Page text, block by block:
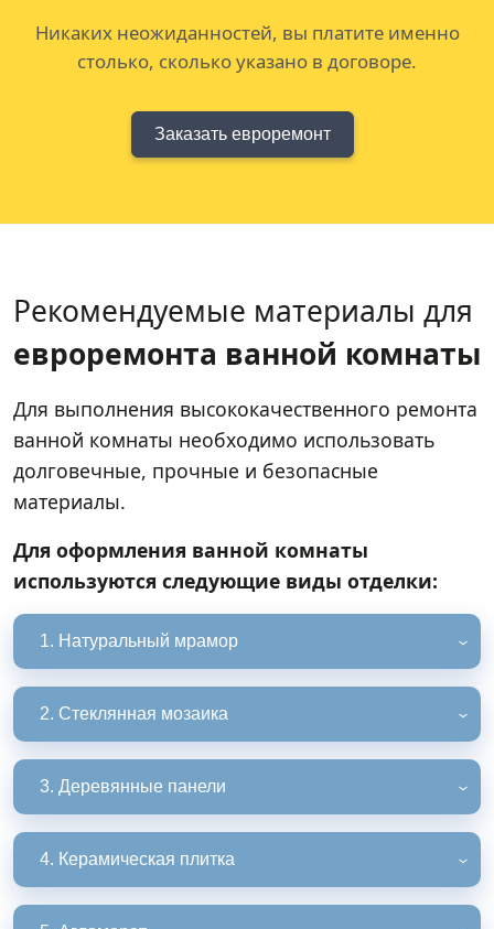
Никаких неожиданностей, вы платите именно
столько, сколько указано в договоре.
Заказать евроремонт
Рекомендуемые материалы для
евроремонта ванной комнаты
Для выполнения высококачественного ремонта
ванной комнаты необходимо использовать
долговечные, прочные и безопасные
материалы.
Для оформления ванной комнаты
используются следующие виды отделки:
1. Натуральный мрамор
2. Стеклянная мозаика
3. Деревянные панели
4. Керамическая плитка